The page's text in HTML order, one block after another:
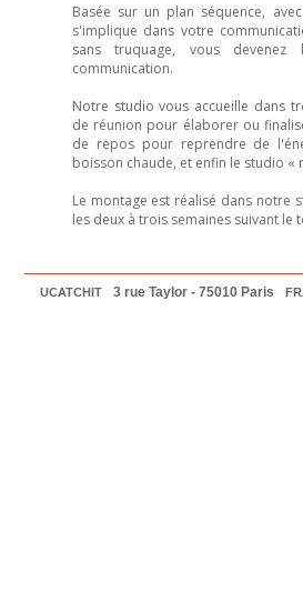
Basée sur un plan séquence,
s'implique dans votre
sans truquage, vous
communication.
Notre studio vous accueille dans
de réunion pour élaborer ou
de repos pour reprendre de
boisson chaude, et enfin le studio «
Le montage est réalisé dans notre
les deux à trois semaines suivant le
UCATCHIT 3 rue Taylor -75010 Paris